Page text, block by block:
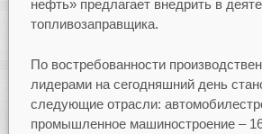
нефть» предлагает внедрить в
топливозаправщика.
По востребованности
лидерами на сегодняшний день
следующие отрасли:
промышленное машиностроение –